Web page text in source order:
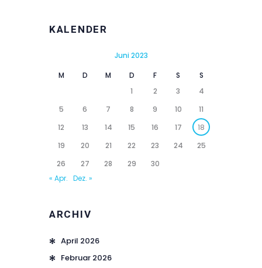
KALENDER
Juni 2023
M D M D F S
S
1
2 3
4
5
6 7 8 9 10
11
12
13 14 15 16 17
18
19
20 21 22 23 24
25
26
27 28 29
30
« Apr. Dez. »
ARCHIV
April 2026
Februar 2026